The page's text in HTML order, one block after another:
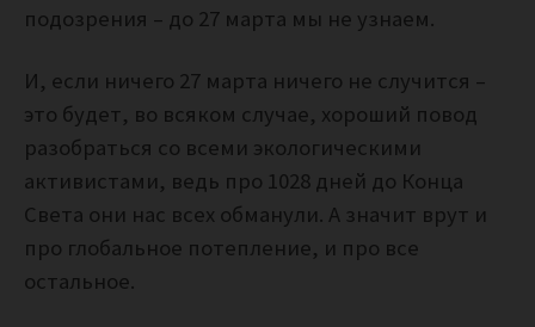
подозрения – до 27 марта мы не узнаем.
И, если ничего 27 марта ничего не случится –
это будет, во всяком случае, хороший повод
разобраться со всеми экологическими
активистами, ведь про 1028 дней до Конца
Света они нас всех обманули. А значит врут и
про глобальное потепление, и про все
остальное.